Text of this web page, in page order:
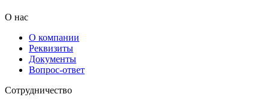
О нас
О компании
Реквизиты
Документы
Вопрос-ответ
Сотрудничество